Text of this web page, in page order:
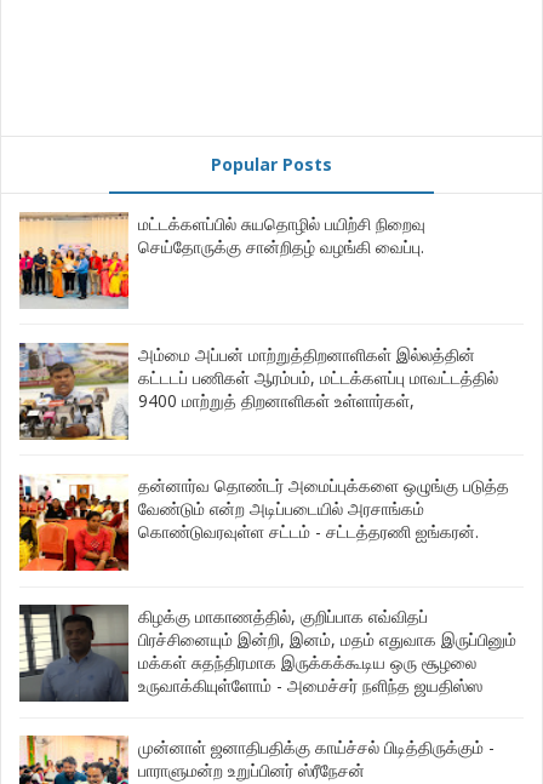
Popular Posts
மட்டக்களப்பில் சுயதொழில் பயிற்சி நிறைவு
செய்தோருக்கு சான்றிதழ் வழங்கி வைப்பு.
அம்மை அப்பன் மாற்றுத்திறனாளிகள் இல்லத்தின்
கட்டடப் பணிகள் ஆரம்பம், மட்டக்களப்பு மாவட்டத்தில்
9400 மாற்றுத் திறனாளிகள் உள்ளார்கள்,
தன்னார்வ தொண்டர் அமைப்புக்களை ஒழுங்கு படுத்த
வேண்டும் என்ற அடிப்படையில் அரசாங்கம்
கொண்டுவரவுள்ள சட்டம் - சட்டத்தரணி ஐங்கரன்.
கிழக்கு மாகாணத்தில், குறிப்பாக எவ்விதப்
பிரச்சினையும் இன்றி, இனம், மதம் எதுவாக இருப்பினும்
மக்கள் சுதந்திரமாக இருக்கக்கூடிய ஒரு சூழலை
உருவாக்கியுள்ளோம் - அமைச்சர் நளிந்த ஜயதிஸ்ஸ
முன்னாள் ஜனாதிபதிக்கு காய்ச்சல் பிடித்திருக்கும் -
பாராளுமன்ற உறுப்பினர் ஸ்ரீநேசன்